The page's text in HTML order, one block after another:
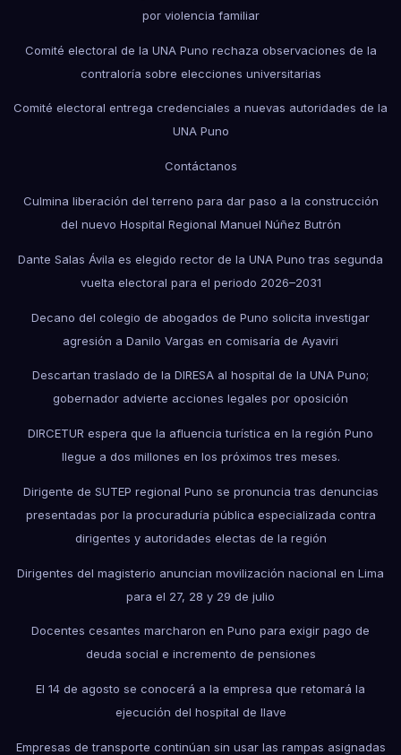
por violencia familiar
Comité electoral de la UNA Puno rechaza observaciones de la
contraloría sobre elecciones universitarias
Comité electoral entrega credenciales a nuevas autoridades de la
UNA Puno
Contáctanos
Culmina liberación del terreno para dar paso a la construcción
del nuevo Hospital Regional Manuel Núñez Butrón
Dante Salas Ávila es elegido rector de la UNA Puno tras segunda
vuelta electoral para el periodo 2026–2031
Decano del colegio de abogados de Puno solicita investigar
agresión a Danilo Vargas en comisaría de Ayaviri
Descartan traslado de la DIRESA al hospital de la UNA Puno;
gobernador advierte acciones legales por oposición
DIRCETUR espera que la afluencia turística en la región Puno
llegue a dos millones en los próximos tres meses.
Dirigente de SUTEP regional Puno se pronuncia tras denuncias
presentadas por la procuraduría pública especializada contra
dirigentes y autoridades electas de la región
Dirigentes del magisterio anuncian movilización nacional en Lima
para el 27, 28 y 29 de julio
Docentes cesantes marcharon en Puno para exigir pago de
deuda social e incremento de pensiones
El 14 de agosto se conocerá a la empresa que retomará la
ejecución del hospital de Ilave
Empresas de transporte continúan sin usar las rampas asignadas